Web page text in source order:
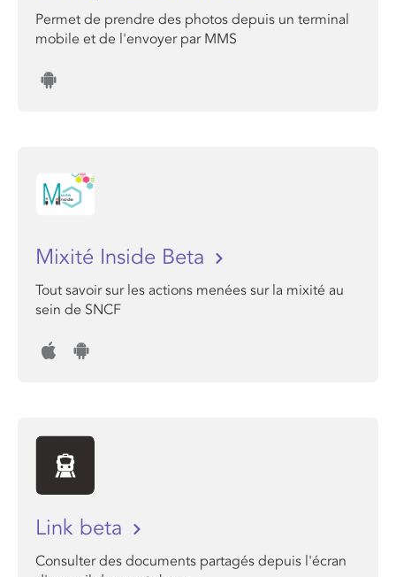
Permet de prendre des photos depuis un terminal
mobile et de l'envoyer par MMS
Mixité Inside Beta
Tout savoir sur les actions menées sur la mixité au
sein de SNCF
Link beta
Consulter des documents partagés depuis l'écran